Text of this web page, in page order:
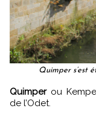
Quimper s’est
Quimperou
de l’Odet.